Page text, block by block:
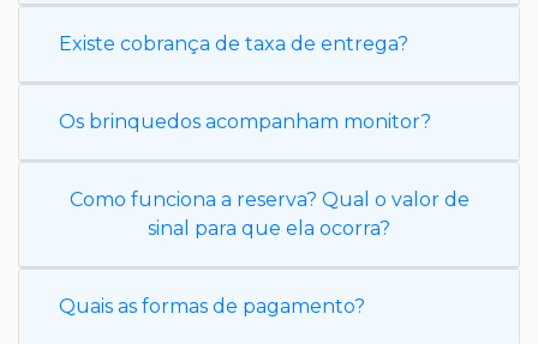
Existe cobrança de taxa de entrega?
Os brinquedos acompanham monitor?
Como funciona a reserva? Qual o valor de
sinal para que ela ocorra?
Quais as formas de pagamento?